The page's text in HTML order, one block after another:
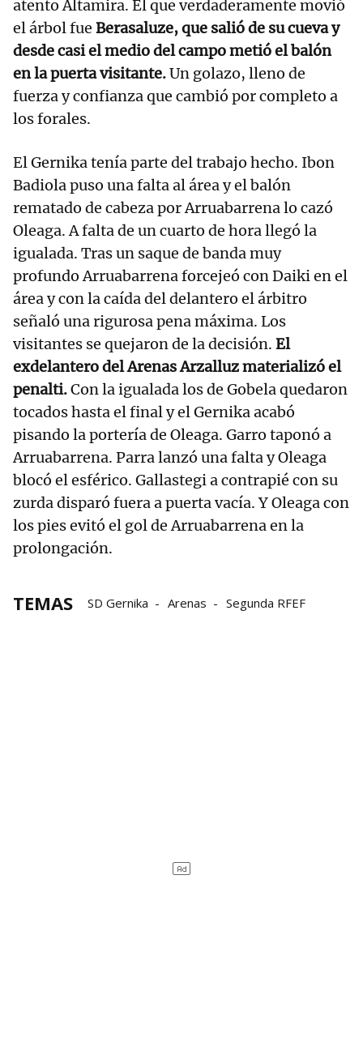
atento Altamira. El que verdaderamente movió
el árbol fue Berasaluze, que salió de su cueva y
desde casi el medio del campo metió el balón
en la puerta visitante.Un golazo, lleno de
fuerza y confianza que cambió por completo a
los forales.
El Gernika tenía parte del trabajo hecho. Ibon
Badiola puso una falta al área y el balón
rematado de cabeza por Arruabarrena lo cazó
Oleaga. A falta de un cuarto de hora llegó la
igualada. Tras un saque de banda muy
profundo Arruabarrena forcejeó con Daiki en el
área y con la caída del delantero el árbitro
señaló una rigurosa pena máxima. Los
visitantes se quejaron de la decisión. El
exdelantero del Arenas Arzalluz materializó el
penalti.Con la igualada los de Gobela quedaron
tocados hasta el final y el Gernika acabó
pisando la portería de Oleaga. Garro taponó a
Arruabarrena. Parra lanzó una falta y Oleaga
blocó el esférico. Gallastegi a contrapié con su
zurda disparó fuera a puerta vacía. Y Oleaga con
los pies evitó el gol de Arruabarrena en la
prolongación.
TEMAS SD Gernika Arenas Segunda RFEF